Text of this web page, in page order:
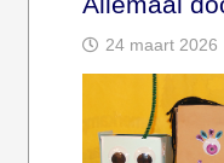
24 maart 2026